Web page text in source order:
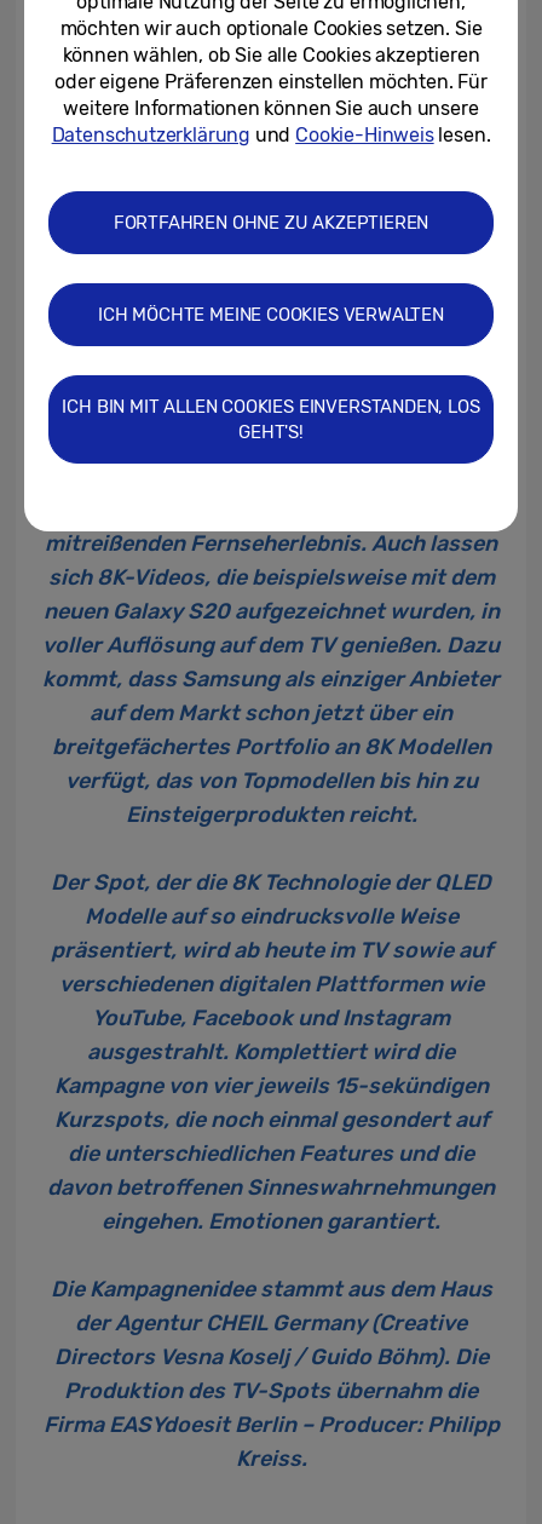
dem hochwertigen QLED Design ist auch
der Sinn für Ästhetik Teil des
Gesamterlebnisses.
Zukunft des Fernsehens – in 30 Sekunden
Marketing CE bei Samsung dazu. „Unsere
„Alle Sinne“- Kampagne setzt an diesem
Punkt an und zeigt, dass ein 8K QLED
Fernseherlebnis auf vielen Ebenen
emotional berühren kann.“ Nutzer, die sich
mitreißenden Fernseherlebnis. Auch lassen
sich 8K-Videos, die beispielsweise mit dem
neuen Galaxy S20aufgezeichnet wurden, in
voller Auflösung auf dem TV genießen. Dazu
kommt, dass Samsung als einziger Anbieter
auf dem Markt schon jetzt über ein
breitgefächertes Portfolio an 8K Modellen
verfügt, das von Topmodellen bis hin zu
Einsteigerprodukten reicht.
Der Spot, der die8K Technologie der QLED
Modelleauf so eindrucksvolle Weise
präsentiert, wird ab heute im TV sowie auf
verschiedenen digitalen Plattformen wie
YouTube, Facebook und Instagram
ausgestrahlt. Komplettiert wird die
Kampagne von vier jeweils 15-sekündigen
Kurzspots, die noch einmal gesondert auf
die unterschiedlichen Features und die
davon betroffenen Sinneswahrnehmungen
eingehen. Emotionen garantiert.
Die Kampagnenidee stammt aus dem Haus
der Agentur CHEIL Germany (Creative
Directors Vesna Koselj / Guido Böhm). Die
Produktion des TV-Spots übernahm die
Firma EASYdoesit Berlin – Producer: Philipp
Kreiss.
möchten wir auch optionale Cookies setzen. Sie
können wählen, ob Sie alle Cookies akzeptieren
oder eigene Präferenzen einstellen möchten. Für
weitere Informationen können Sie auch unsere
Datenschutzerklärung und Cookie-Hinweislesen.
FORTFAHREN OHNE ZU AKZEPTIEREN
ICH MÖCHTE MEINE COOKIES VERWALTEN
ICH BIN MIT ALLEN COOKIES EINVERSTANDEN, LOS
GEHT'S!